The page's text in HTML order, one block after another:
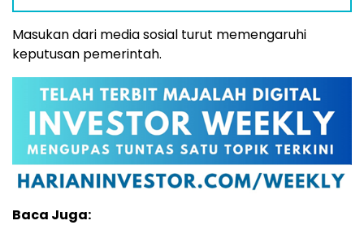
Masukan dari media sosial turut memengaruhi
keputusan pemerintah.
Baca Juga: